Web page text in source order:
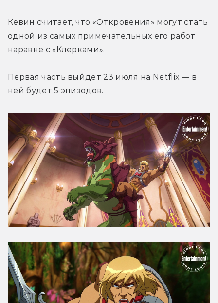
Кевин считает, что «Откровения» могут стать
одной из самых примечательных его работ
наравне с «Клерками».
Первая часть выйдет 23 июля на Netflix — в
ней будет 5 эпизодов.